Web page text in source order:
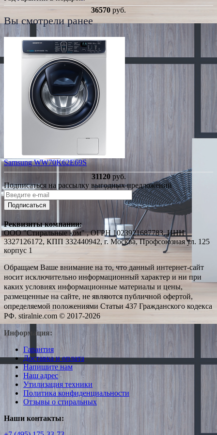
36570 руб.
Вы смотрели ранее
Samsung WW70K62E69S
31120руб.
Подписаться на рассылку выгодных предложений
Подписаться
Реквизиты компании:
ООО "Стиральные ком" , ОГРН 1023921687783, ИНН
3327126172, КПП 332440942, г. Москва, Профсоюзная ул. 125
корпус 1
Обращаем Ваше внимание на то, что данный интернет-сайт
носит исключительно информационный характер и ни при
каких условиях информационные материалы и цены,
размещенные на сайте, не являются публичной офертой,
определяемой положениями Статьи 437 Гражданского кодекса
РФ. stiralnie.com © 2017-2026
Информация:
Гарантия
Доставка и оплата
Напишите нам
Наш адрес
Утилизация техники
Политика конфиденциальности
Отзывы о стиральных
Наши контакты: